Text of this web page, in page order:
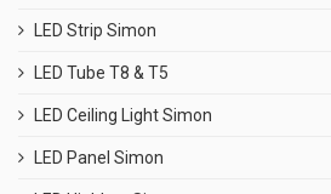
LED Strip Simon
LED Tube T8 & T5
LED Ceiling Light Simon
LED Panel Simon